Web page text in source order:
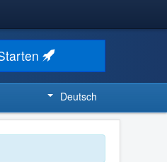
Deutsch